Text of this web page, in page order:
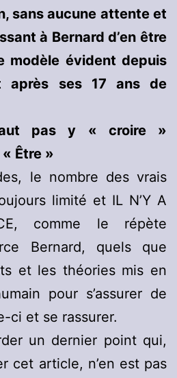
sans aucune attente et
à Bernard d’en être
modèle évident depuis
après ses 17 ans de
pas y « croire »
Être »
le nombre des vrais
limité et IL N’Y A
comme le répète
Bernard, quels que
et les théories mis en
pour s’assurer de
ci et se rassurer.
un dernier point qui,
cet article, n’en est pas